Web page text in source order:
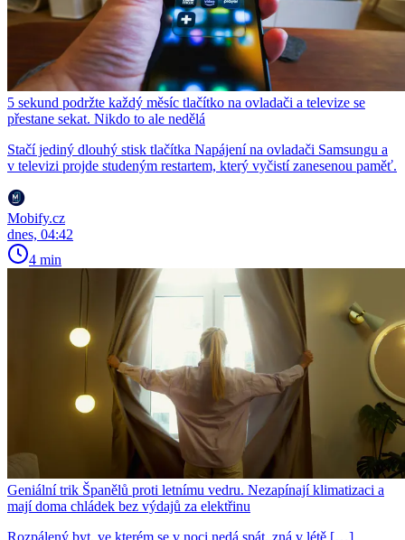
5 sekund podržte každý měsíc tlačítko na ovladači a televize se
přestane sekat. Nikdo to ale nedělá
Stačí jediný dlouhý stisk tlačítka Napájení na ovladači Samsungu a
v televizi projde studeným restartem, který vyčistí zanesenou paměť.
Mobify.cz
dnes, 04:42
4 min
Geniální trik Španělů proti letnímu vedru. Nezapínají klimatizaci a
mají doma chládek bez výdajů za elektřinu